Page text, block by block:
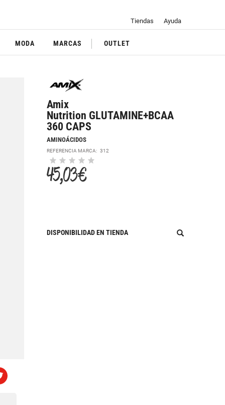
Tiendas Ayuda
MODA MARCAS OUTLET
Amix
Nutrition GLUTAMINE+BCAA
360 CAPS
AMINOÁCIDOS
REFERENCIA MARCA:312
45,03 €
DISPONIBILIDAD EN TIENDA